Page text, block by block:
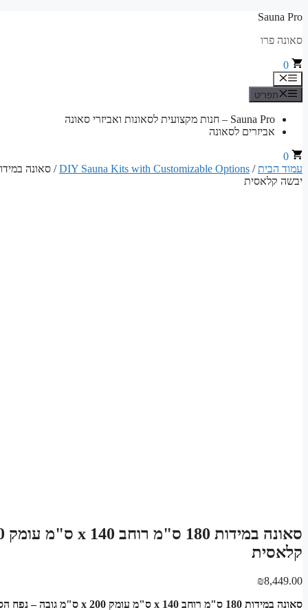
לדלג
Sauna Pro
סאונה פרו
0
תפריט
תפריט
Sauna Pro – חנות מקצועית לסאונות ואביזרי סאונה
אביזרים לסאונה
0
עמוד הבית/
DIY Sauna Kits with Customizable Options
יבשה קלאסית
קלאסית
₪8,449.00
סאונה במידות 180 ס"מ רוחב x 140 ס"מ עומק x 200 ס"מ גובה – נפח הסאונה: 5.04 מטר מעוקב